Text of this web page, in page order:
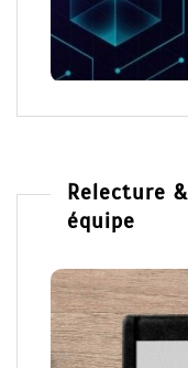
Relecture
équipe